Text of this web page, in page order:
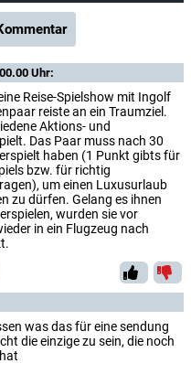
Uhr:
Reise-Spielshow mit Ingolf
reiste an ein Traumziel.
Aktions- und
Das Paar muss nach 30
haben (1 Punkt gibts für
bzw. für richtig
um einen Luxusurlaub
zu dürfen. Gelang es ihnen
wurden sie vor
in ein Flugzeug nach
was das für eine sendung
die einzige zu sein, die noch